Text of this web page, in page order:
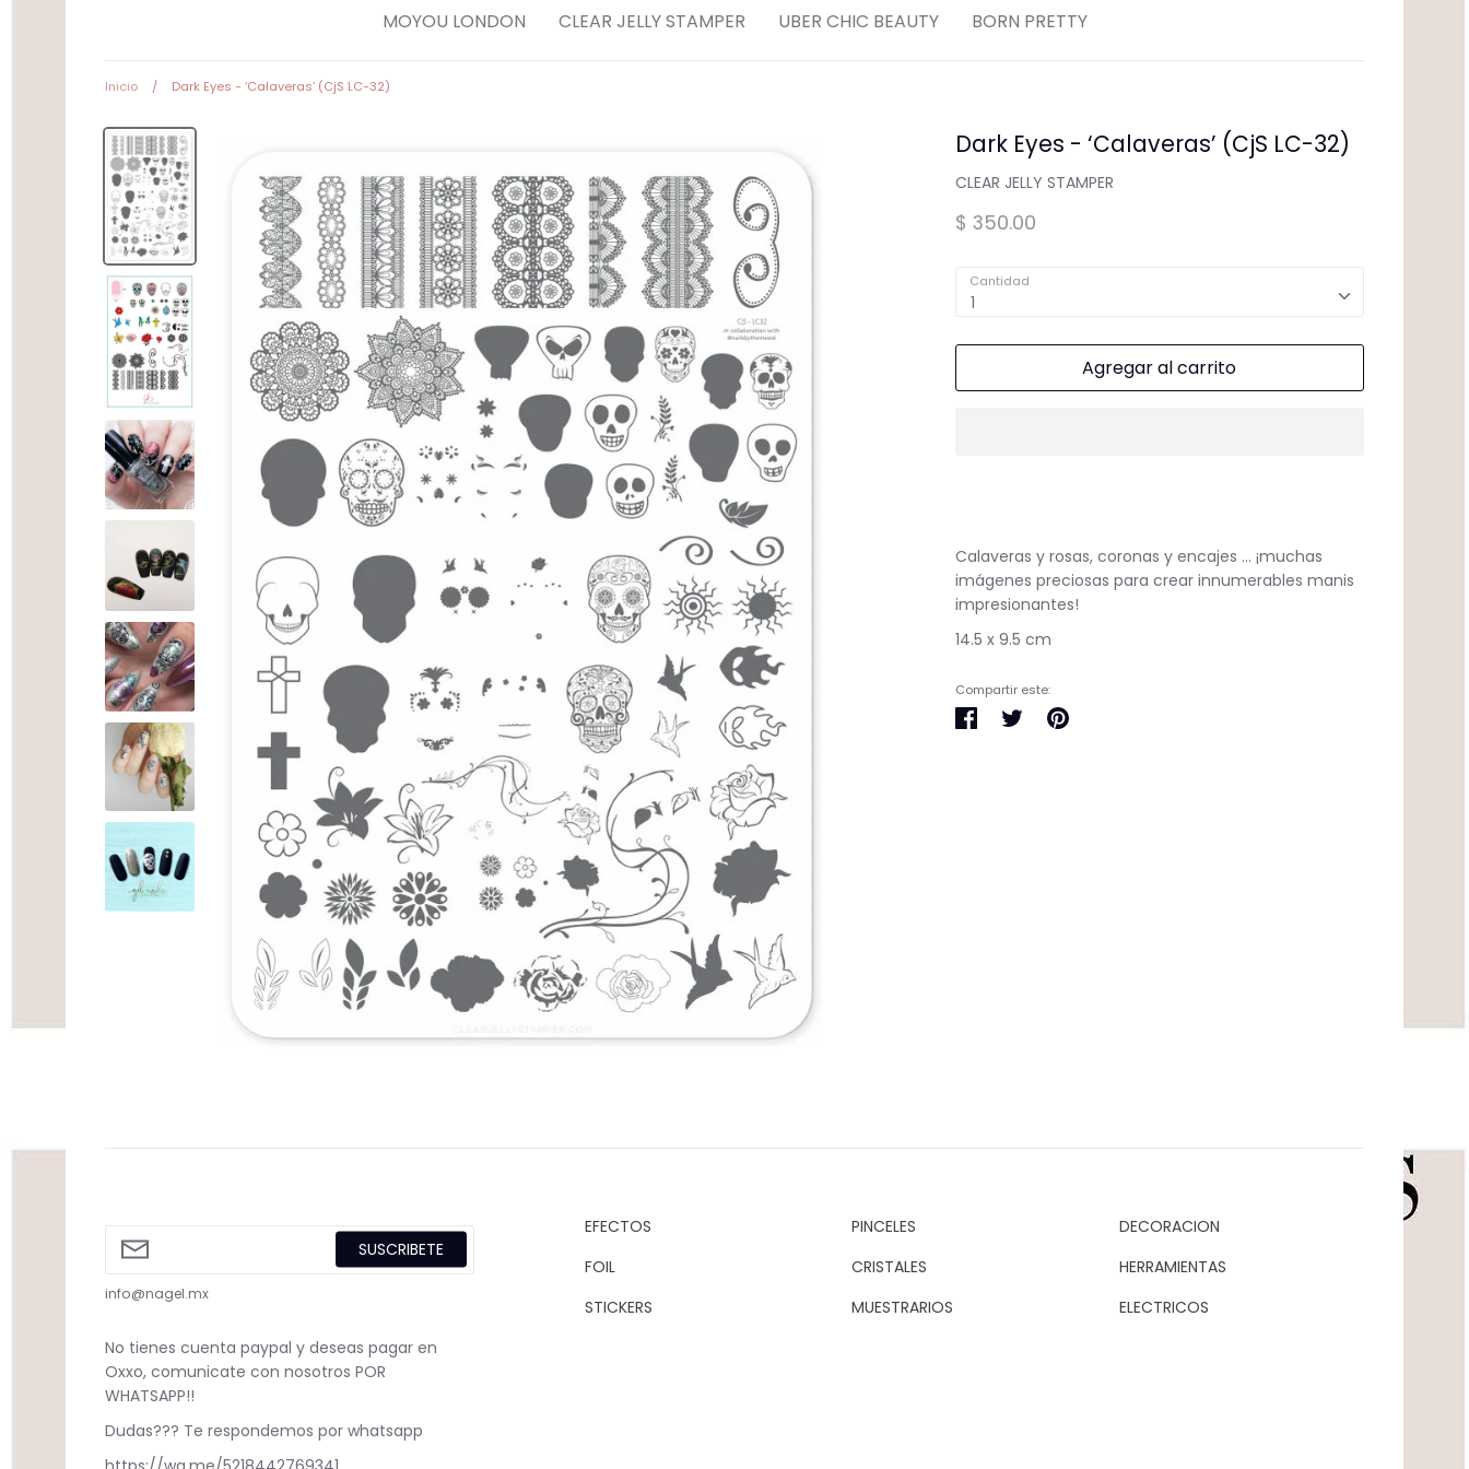
Complementos para Mesa
Pulidoras)
Tintas y Gel para estampar
Accesorios y estampadores
MOYOU LONDON
CLEAR JELLY STAMPER UBER CHIC BEAUTY BORN PRETTY
Inicio / Dark Eyes - ‘Calaveras’ (CjS LC-32)
Dark Eyes - ‘Calaveras’ (CjS LC-32)
CLEAR JELLY STAMPER
$ 350.00
Cantidad
1
Agregar al carrito
Calaveras y rosas, coronas y encajes ... ¡muchas
imágenes preciosas para crear innumerables manis
impresionantes!
14.5 x 9.5 cm
Compartir este:
Compartir
TuitearPinear
SUSCRIBETE
info@nagel.mx
No tienes cuenta paypal y deseas pagar en
Oxxo, comunicate con nosotros POR
WHATSAPP!!
Dudas??? Te respondemos por whatsapp
EFECTOS PINCELES
DECORACION
FOIL
CRISTALES
HERRAMIENTAS
STICKERS
MUESTRARIOS ELECTRICOS